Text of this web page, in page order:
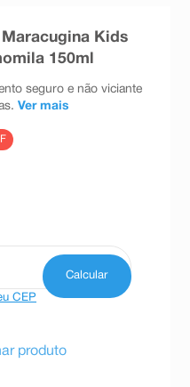
Kids
150ml
seguro e não viciante
Ver mais
CEP
produto